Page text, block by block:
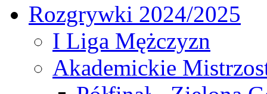
Rozgrywki 2024/2025
I Liga Mężczyzn
Akademickie